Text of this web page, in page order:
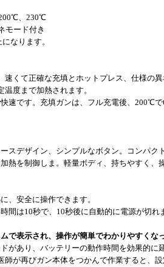
、230℃
モード付き
なります。
速くて正確な充填とホットプレス、仕様の
温度まで加熱されます。
速です。充填ガンは、フル充電後、200℃
スデザイン、シンプルなボタン。コンパク
熱を制御しま。軽量ボディ、持ちやすく、
、安全に操作できます。
間は10秒で、10秒後に自動的に電源が切れ
で表示され、操作が簡単でわかりやすくな
があり、バッテリーの動作時間を効果的
が再びガン本体をつかんで作業すると、